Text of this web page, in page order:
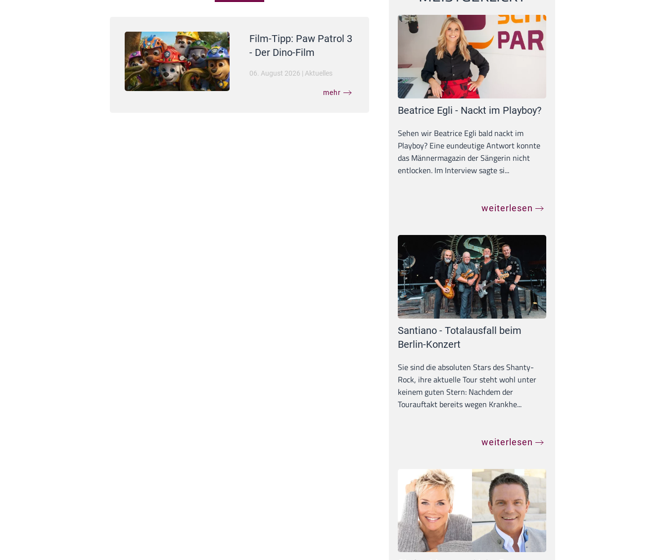
Film-Tipp: Paw Patrol 3
- Der Dino-Film
06. August 2026 | Aktuelles
mehr
Beatrice Egli - Nackt im Playboy?
Sehen wir Beatrice Egli bald nackt im
Playboy? Eine eundeutige Antwort konnte
das Männermagazin der Sängerin nicht
entlocken. Im Interview sagte si...
weiterlesen
Santiano - Totalausfall beim
Berlin-Konzert
Sie sind die absoluten Stars des Shanty-
Rock, ihre aktuelle Tour steht wohl unter
keinem guten Stern: Nachdem der
Tourauftakt bereits wegen Krankhe...
weiterlesen